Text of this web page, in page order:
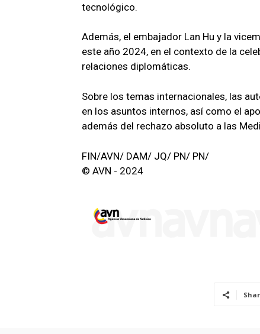
tecnológico.
Además, el embajador Lan Hu y la
este año 2024, en el contexto de la
relaciones diplomáticas.
Sobre los temas internacionales, las
en los asuntos internos, así como el
además del rechazo absoluto a las
FIN/AVN/ DAM/ JQ/ PN/ PN/
© AVN - 2024